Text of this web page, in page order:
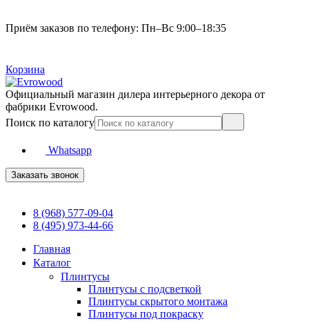
Приём заказов по телефону: Пн–Вс 9:00–18:35
Корзина
Официальный магазин дилера интерьерного декора от
фабрики Evrowood.
Поиск по каталогу
Whatsapp
Заказать звонок
8 (968) 577-09-04
8 (495) 973-44-66
Главная
Каталог
Плинтусы
Плинтусы с подсветкой
Плинтусы скрытого монтажа
Плинтусы под покраску